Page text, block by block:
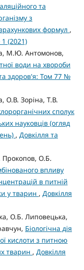
та
з
формул ,
(2021)
М.Ю. Антомонов,
води на хвороби
здоров'я: Том 77 №
О.В. Зоріна, Т.В.
сполук
науковців (огляд
, Довкілля та
Прокопов, О.Б.
впливу
в питній
у тварин , Довкілля
О.Б. Липовецька,
Біологічна дія
кислоти з питною
тварин , Довкілля